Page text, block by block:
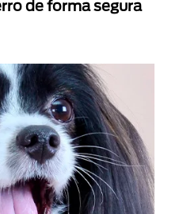
de forma segura